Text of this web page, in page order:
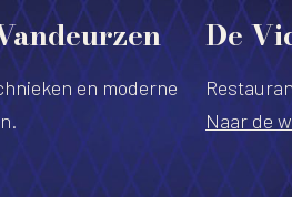
en moderne
De
Naar de